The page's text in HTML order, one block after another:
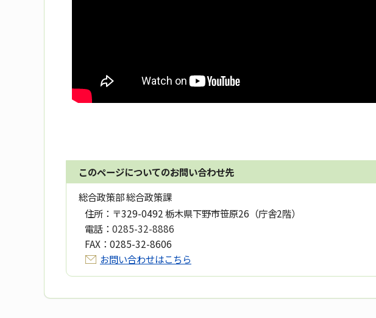
このページについてのお問い合わせ先
総合政策部 総合政策課
住所： 〒329-0492 栃木県下野市笹原26（庁舎2階）
電話： 0285-32-8886
FAX： 0285-32-8606
お問い合わせはこちら